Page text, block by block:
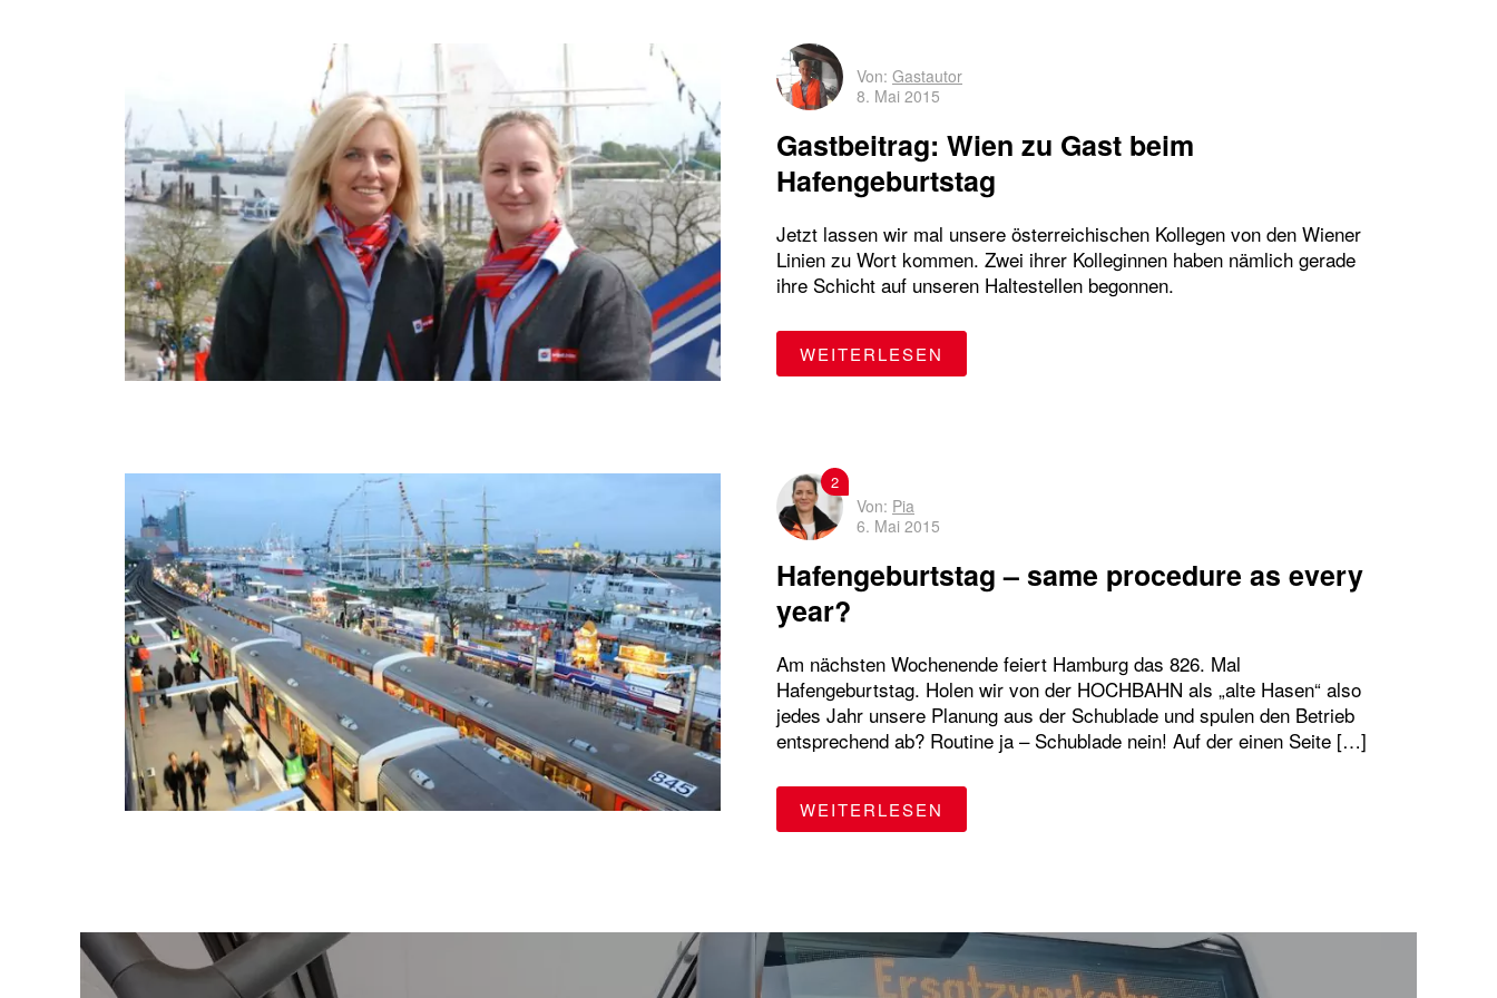
U4
Wandsbek-Gartenstadt WLAN
Gastbeitrag: Wien zu Gast beim
Hafengeburtstag
Von: Gastautor
8. Mai 2015
Jetzt lassen wir mal unsere österreichischen Kollegen von den Wiener
Linien zu Wort kommen. Zwei ihrer Kolleginnen haben nämlich gerade
ihre Schicht auf unseren Haltestellen begonnen.
WEITERLESEN
Hafengeburtstag – same procedure as every
year?
2
Von: Pia
6. Mai 2015
Am nächsten Wochenende feiert Hamburg das 826. Mal
Hafengeburtstag. Holen wir von der HOCHBAHN als „alte Hasen“ also
jedes Jahr unsere Planung aus der Schublade und spulen den Betrieb
entsprechend ab? Routine ja – Schublade nein! Auf der einen Seite […]
WEITERLESEN